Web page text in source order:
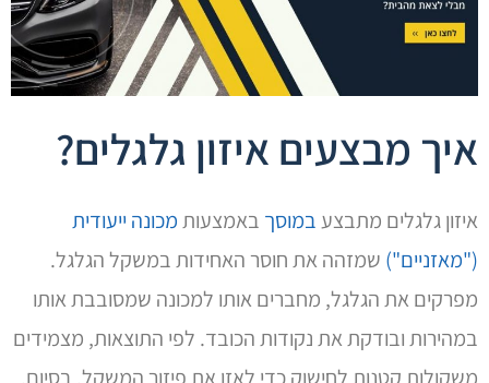
איך מבצעים איזון גלגלים?
איזון גלגלים מתבצעבמוסך באמצעותמכונה ייעודית
("מאזניים") שמזהה את חוסר האחידות במשקל הגלגל.
מפרקים את הגלגל, מחברים אותו למכונה שמסובבת אותו
במהירות ובודקת את נקודות הכובד. לפי התוצאות, מצמידים